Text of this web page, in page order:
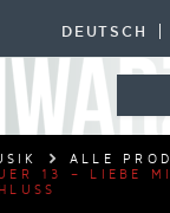
DEUTSCH
ALLE
13 – LIEBE